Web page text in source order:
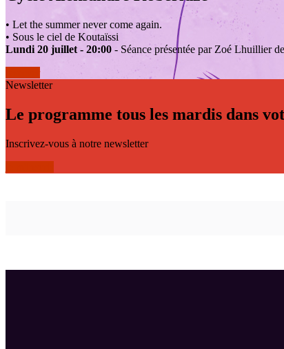
• Let the summer never come again.
• Sous le ciel de Koutaïssi
Lundi 20 juillet - 20:00 - Séance présentée par Zoé Lhuillier
Newsletter
Le programme tous les mardis dans
Inscrivez-vous à notre newsletter